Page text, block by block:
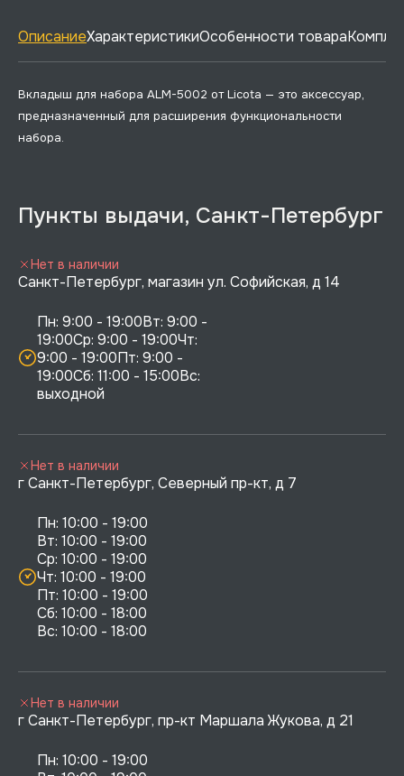
ОписаниеХарактеристикиОсобенности товара
Вкладыш для набора ALM-5002 от Licota — это аксессуар,
предназначенный для расширения функциональности
набора.
Пункты выдачи, Санкт-Петербург
Санкт-Петербург, магазин ул. Софийская, д 14
Пн: 9:00 - 19:00Вт: 9:00 -
19:00Ср: 9:00 - 19:00Чт:
9:00 - 19:00Пт: 9:00 -
19:00Сб: 11:00 - 15:00Вс:
выходной
Нет в наличии
г Санкт-Петербург, Северный пр-кт, д 7
Пн: 10:00 - 19:00
Вт: 10:00 - 19:00
Ср: 10:00 - 19:00
Чт: 10:00 - 19:00
Пт: 10:00 - 19:00
Сб: 10:00 - 18:00
Нет в наличии
г Санкт-Петербург, пр-кт Маршала Жукова, д 21
Пн: 10:00 - 19:00
Нет в наличии